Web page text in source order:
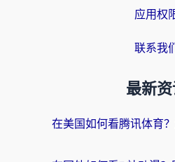
应用权
联系我们
最新